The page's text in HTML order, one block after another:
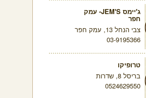
ג'יימס JEM'S- עמק
חפר
צבי הנחל 13, עמק חפר
03-9195366
טרופיקו
בריסל 8, שדרות
0524629550